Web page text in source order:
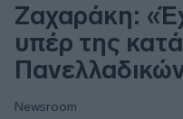
Ζαχαράκη:
υπέρ της
Newsroom